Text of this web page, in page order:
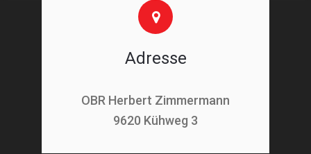
Adresse
OBR Herbert Zimmermann
9620 Kühweg 3